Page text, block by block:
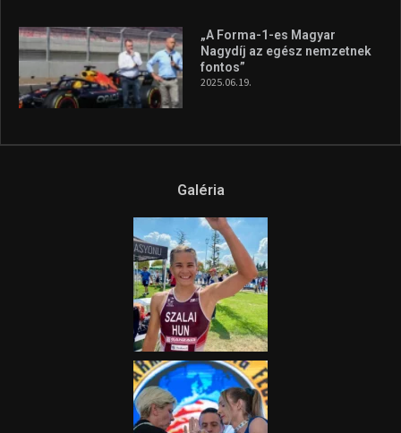
„A Forma-1-es Magyar
Nagydíj az egész nemzetnek
fontos”
2025.06.19.
Galéria